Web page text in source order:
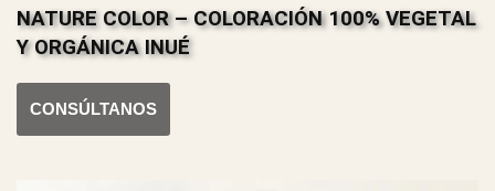
NATURE COLOR – COLORACIÓN 100% VEGETAL
Y ORGÁNICA INUÉ
CONSÚLTANOS